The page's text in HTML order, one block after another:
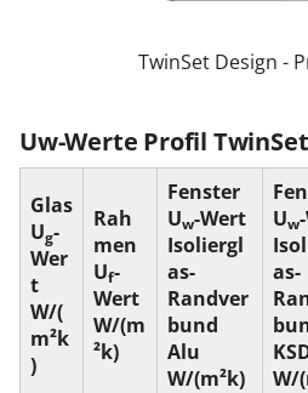
TwinSet Design -
Uw-Werte Profil
Glas
Ug-
Wer
t
W/(
m²k
)
Rah
men
Uf-
Wert
W/(m
²k)
Fenster
Uw-Wert
Isoliergl
as-
Randver
bund
Alu
W/(m²k)
Uw
as-
W/